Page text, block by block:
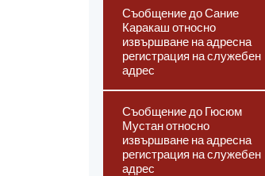
Съобщение до Сание
Каракаш относно
извършване на адресна
регистрация на служебен
адрес
Съобщение до Гюсюм
Мустан относно
извършване на адресна
регистрация на служебен
адрес